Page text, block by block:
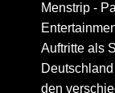
Menstrip -
Auftritte als
den